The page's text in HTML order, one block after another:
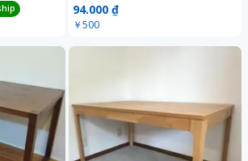
94.000 ₫
￥500